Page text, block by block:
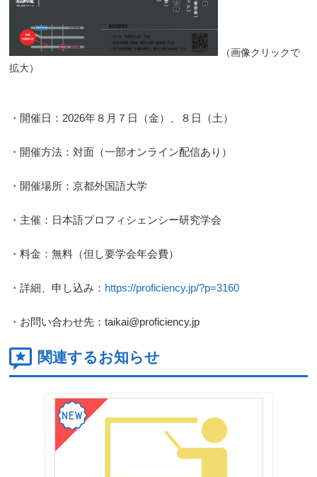
（画像クリックで
拡大）
・開催日：2026年８月７日（金）、８日（土）
・開催方法：対面（一部オンライン配信あり）
・開催場所：京都外国語大学
・主催：日本語プロフィシェンシー研究学会
・料金：無料（但し要学会年会費）
・詳細、申し込み： https://proficiency.jp/?p=3160
・お問い合わせ先：taikai@proficiency.jp
関連するお知らせ